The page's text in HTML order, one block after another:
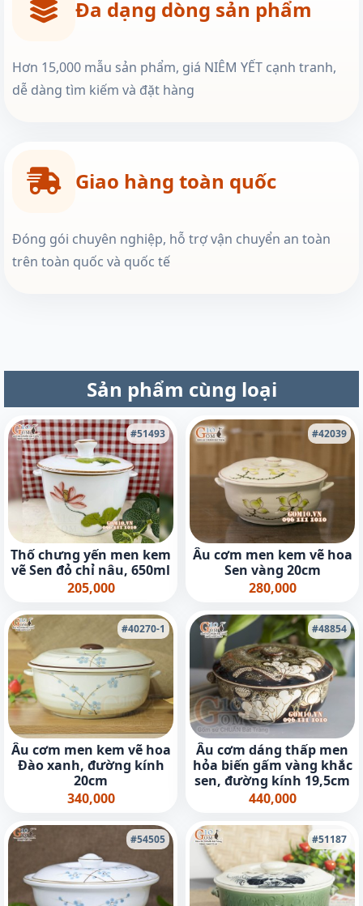
Đa dạng dòng sản phẩm
Hơn 15,000 mẫu sản phẩm, giá NIÊM YẾT cạnh tranh,
dễ dàng tìm kiếm và đặt hàng
Giao hàng toàn quốc
Đóng gói chuyên nghiệp, hỗ trợ vận chuyển an toàn
trên toàn quốc và quốc tế
Sản phẩm cùng loại
#51493
Thố chưng yến men kem
vẽ Sen đỏ chỉ nâu, 650ml
205,000
#42039
Âu cơm men kem vẽ hoa
Sen vàng 20cm
280,000
#40270-1
Âu cơm men kem vẽ hoa
Đào xanh, đường kính
20cm
340,000
#48854
Âu cơm dáng thấp men
hỏa biến gấm vàng khắc
sen, đường kính 19,5cm
440,000
#54505 #51187